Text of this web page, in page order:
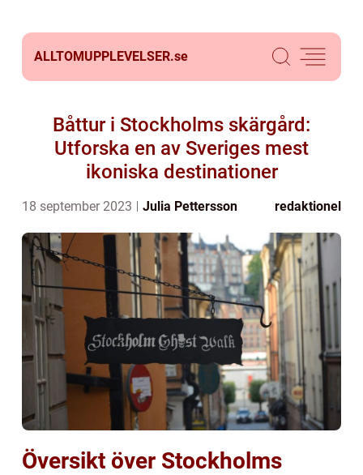
ALLTOMUPPLEVELSER.se
Båttur i Stockholms skärgård:
Utforska en av Sveriges mest
ikoniska destinationer
18 september 2023 Julia Pettersson redaktionel
Översikt över Stockholms